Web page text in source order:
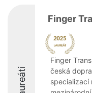
Laureáti
Finger
Finger
česká
specializací